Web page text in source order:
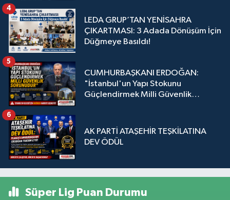
LEDA GRUP’TAN YENİSAHRA
ÇIKARTMASI: 3 Adada Dönüşüm İçin
Düğmeye Basıldı!
4
CUMHURBAŞKANI ERDOĞAN:
"İstanbul'un Yapı Stokunu
Güçlendirmek Milli Güvenlik
5
AK PARTİ ATAŞEHİR TEŞKİLATINA
DEV ÖDÜL
6
Süper Lig Puan Durumu